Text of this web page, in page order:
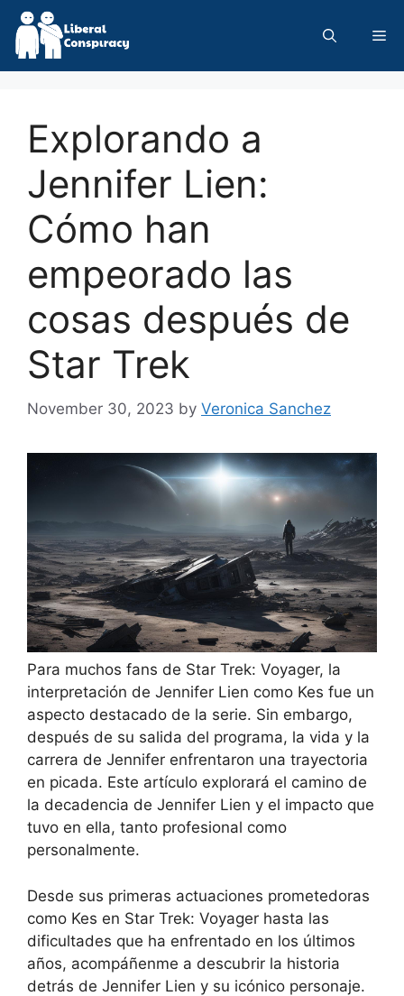
Skip
content
Explorando a
Jennifer Lien:
Cómo han
empeorado las
cosas después de
Star Trek
November 30, 2023 by Veronica Sanchez
Para muchos fans de Star Trek: Voyager, la
interpretación de Jennifer Lien como Kes fue un
aspecto destacado de la serie. Sin embargo,
después de su salida del programa, la vida y la
carrera de Jennifer enfrentaron una trayectoria
en picada. Este artículo explorará el camino de
la decadencia de Jennifer Lien y el impacto que
tuvo en ella, tanto profesional como
personalmente.
Desde sus primeras actuaciones prometedoras
como Kes en Star Trek: Voyager hasta las
dificultades que ha enfrentado en los últimos
años, acompáñenme a descubrir la historia
detrás de Jennifer Lien y su icónico personaje.